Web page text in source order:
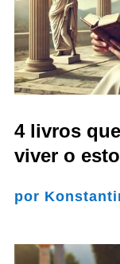
4 livros
viver o
por